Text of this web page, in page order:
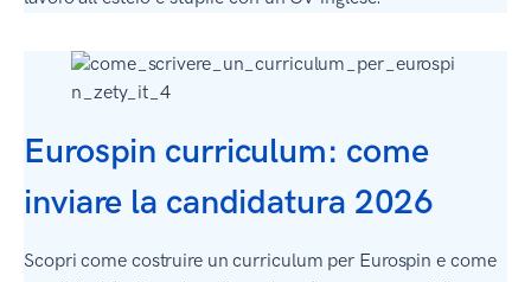
Eurospin curriculum: come
inviare la candidatura 2026
Scopri come costruire un curriculum per Eurospin e come